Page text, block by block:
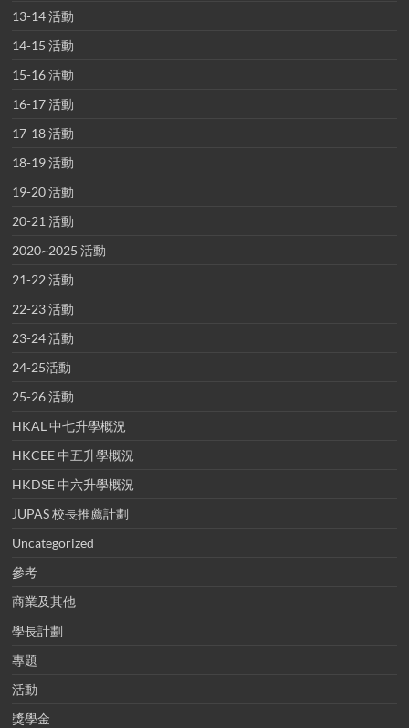
13-14 活動
14-15 活動
15-16 活動
16-17 活動
17-18 活動
18-19 活動
19-20 活動
20-21 活動
2020~2025 活動
21-22 活動
22-23 活動
23-24 活動
24-25活動
25-26 活動
HKAL 中七升學概況
HKCEE 中五升學概況
HKDSE 中六升學概況
JUPAS 校長推薦計劃
Uncategorized
參考
商業及其他
學長計劃
專題
活動
獎學金